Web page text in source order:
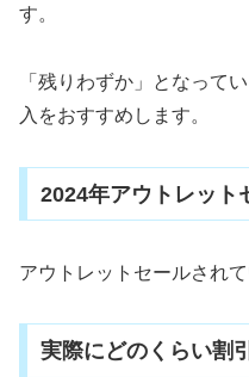
す。
「残りわずか」となって
入をおすすめします。
2024年アウトレット
アウトレットセールされ
実際にどのくらい割